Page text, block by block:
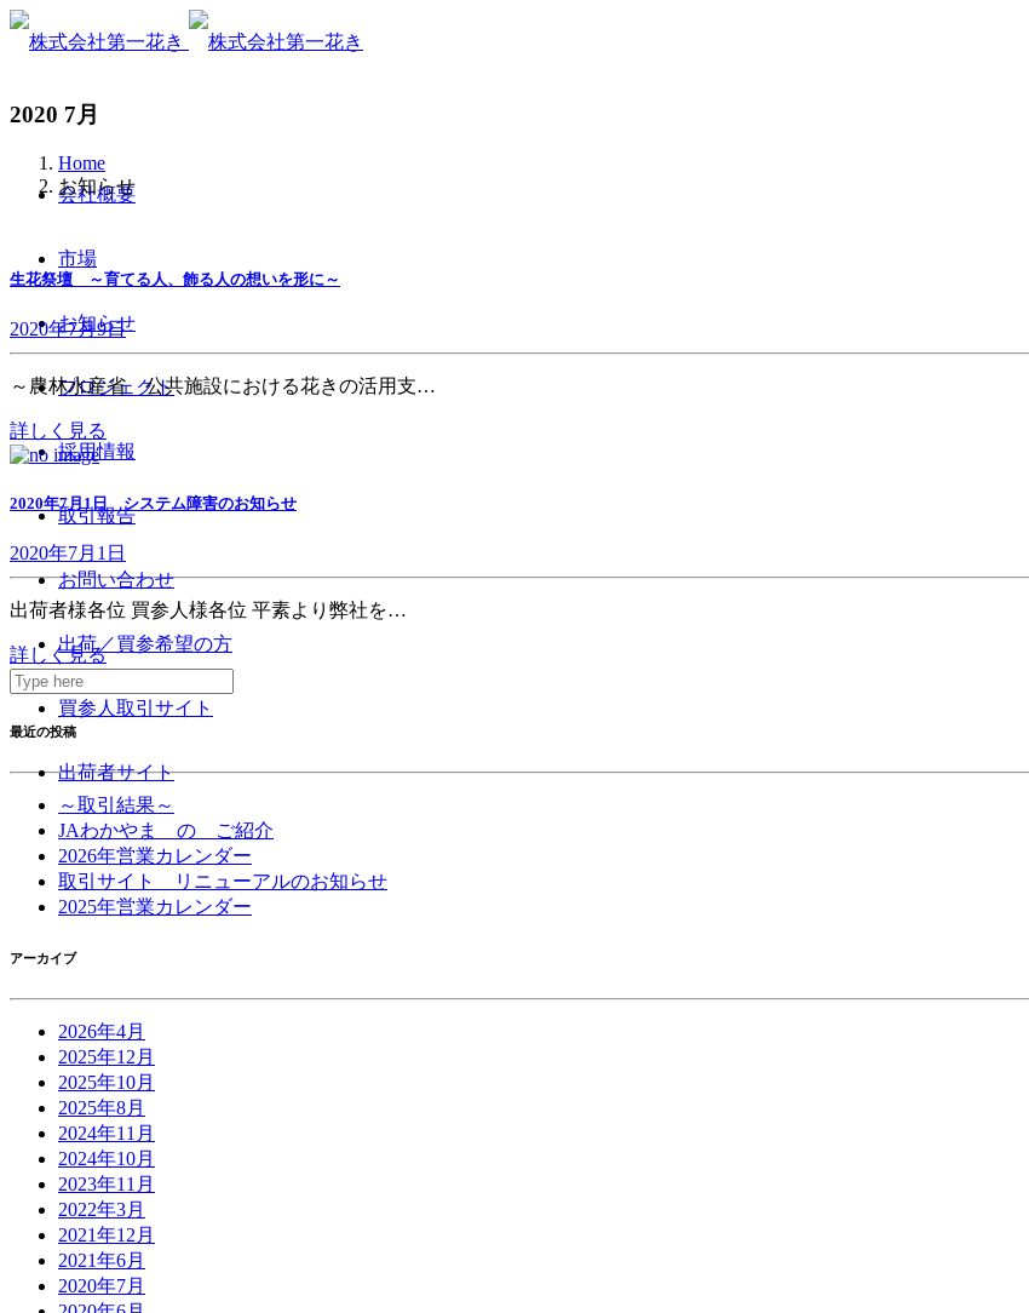
会社概要
市場
お知らせ
プロジェクト
採用情報
取引報告
お問い合わせ
出荷／買参希望の方
買参人取引サイト
出荷者サイト
2020 7月
Home
お知らせ
生花祭壇 ～育てる人、飾る人の想いを形に～
2020年7月9日
～農林水産省 公共施設における花きの活用支…
詳しく見る
2020年7月1日 システム障害のお知らせ
2020年7月1日
出荷者様各位 買参人様各位 平素より弊社を…
詳しく見る
最近の投稿
～取引結果～
JAわかやま の ご紹介
2026年営業カレンダー
取引サイト リニューアルのお知らせ
2025年営業カレンダー
アーカイブ
2026年4月
2025年12月
2025年10月
2025年8月
2024年11月
2024年10月
2023年11月
2022年3月
2021年12月
2021年6月
2020年7月